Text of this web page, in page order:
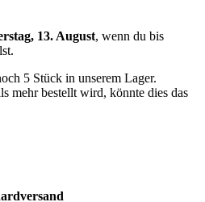
13. August, wenn du bis
5 Stück in unserem Lager.
mehr bestellt wird, könnte dies das